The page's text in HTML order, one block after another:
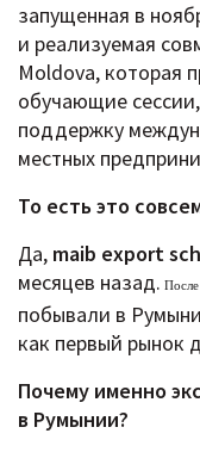
запущенная в
и реализуемая
Moldova, которая
обучающие
поддержку
местных
То есть это
Да, maib export
месяцев назад.
побывали в
как первый рынок
Почему именно
в Румынии?